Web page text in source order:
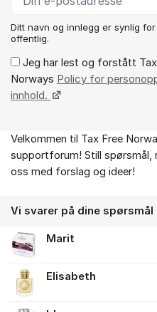
Ditt navn og innlegg er synlig
offentlig.
Jeg har lest og forstått
Norways Policy for
innhold.
Om forumet
Velkommen til Tax Free
supportforum! Still spørsmål,
oss med forslag og ideer!
Vi svarer på dine spørsmål
Marit
Elisabeth